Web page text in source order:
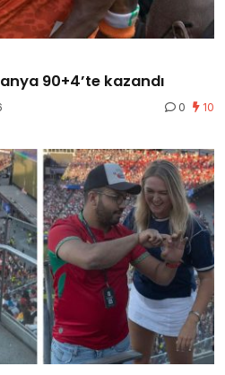
90+4’te kazandı
0 10